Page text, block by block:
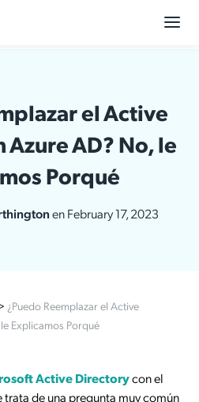
el Active
AD? No, le
Porqué
en February 17, 2023
> ¿Puedo Reemplazar el Active
Explicamos Porqué
Active Directorycon el
de una pregunta muy común